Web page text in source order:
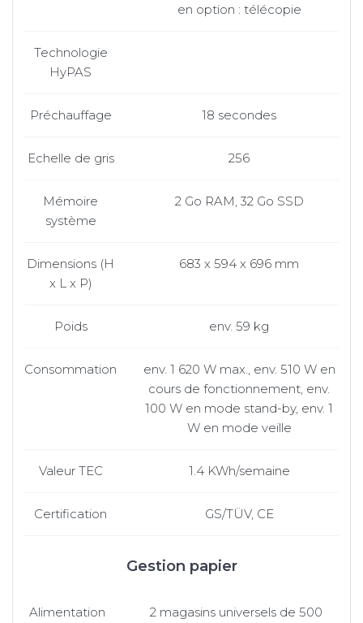
en option : télécopie
Technologie
HyPAS
Préchauffage 18 secondes
Echelle de gris 256
Mémoire
système
2 Go RAM, 32 Go SSD
Dimensions (H
x L x P)
683 x 594 x 696 mm
Poids env. 59 kg
Consommation
env. 1 620 W max., env. 510 W en
cours de fonctionnement, env.
100 W en mode stand-by, env. 1
W en mode veille
Valeur TEC 1.4 KWh/semaine
Certification GS/TÜV, CE
Gestion papier
Alimentation 2 magasins universels de 500